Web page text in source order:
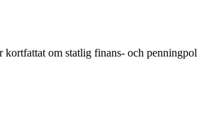
om statlig finans- och